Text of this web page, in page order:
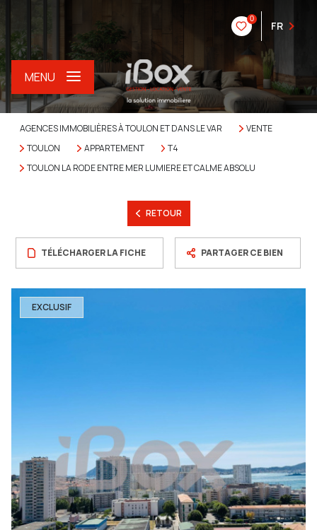
0
FR
MENU
AGENCES IMMOBILIÈRES À TOULON ET DANS LE VAR
VENTE
TOULON
APPARTEMENT
T4
TOULON LA RODE ENTRE MER LUMIERE ET CALME ABSOLU
RETOUR
TÉLÉCHARGER LA FICHE PARTAGER CE BIEN
EXCLUSIF